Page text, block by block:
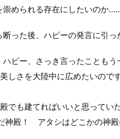
崇められる存在にしたいのか
った後、ハピーの発言に引っ
ハピー、さっき言ったこともう
さを大陸中に広めたいので
でも建てればいいと思ってい
殿！ アタシはどこかの神殿